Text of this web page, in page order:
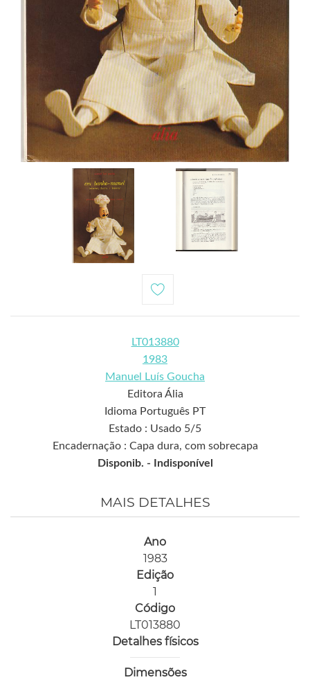
LT013880
1983
Manuel Luís Goucha
Editora Ália
Idioma Português PT
Estado : Usado 5/5
Encadernação : Capa dura, com sobrecapa
Disponib. -
Indisponível
MAIS DETALHES
Ano
1983
Edição
1
Código
LT013880
Detalhes físicos
Dimensões